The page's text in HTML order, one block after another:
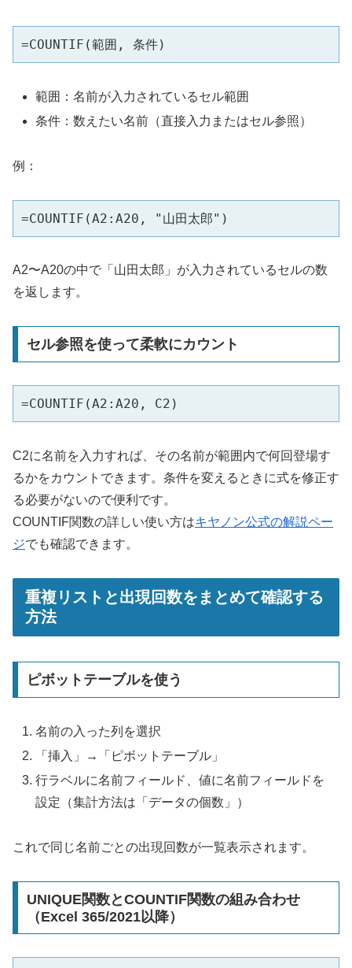
=COUNTIF(範囲, 条件)
範囲：名前が入力されているセル範囲
条件：数えたい名前（直接入力またはセル参照）
例：
=COUNTIF(A2:A20, "山田太郎")
A2〜A20の中で「山田太郎」が入力されているセルの数
を返します。
セル参照を使って柔軟にカウント
=COUNTIF(A2:A20, C2)
C2に名前を入力すれば、その名前が範囲内で何回登場す
るかをカウントできます。条件を変えるときに式を修正す
る必要がないので便利です。
COUNTIF関数の詳しい使い方はキヤノン公式の解説ペー
ジでも確認できます。
重複リストと出現回数をまとめて確認する
方法
ピボットテーブルを使う
名前の入った列を選択
「挿入」→「ピボットテーブル」
行ラベルに名前フィールド、値に名前フィールドを
設定（集計方法は「データの個数」）
これで同じ名前ごとの出現回数が一覧表示されます。
UNIQUE関数とCOUNTIF関数の組み合わせ
（Excel 365/2021以降）